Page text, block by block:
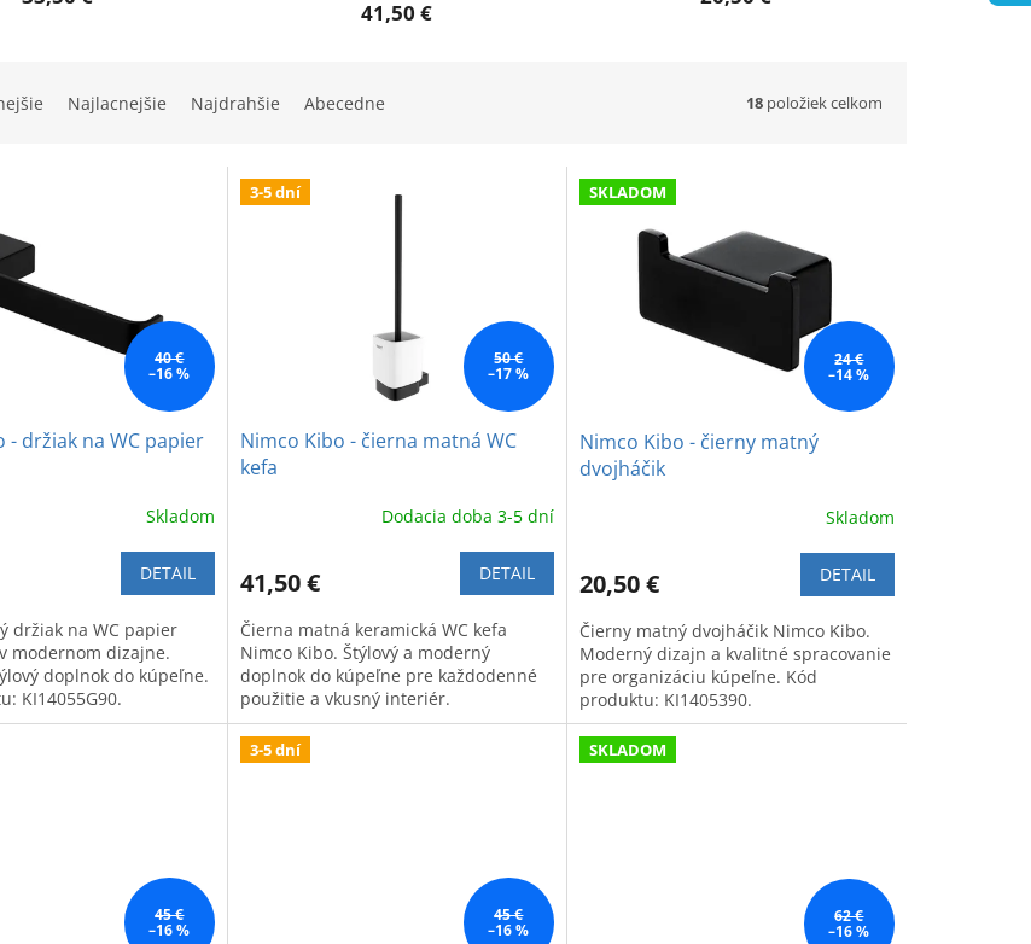
41,50 €
Najlacnejšie Najdrahšie Abecedne 18 položiek celkom
40 €
–16 %
- držiak na WC papier
Skladom
DETAIL
držiak na WC papier
modernom dizajne.
doplnok do kúpeľne.
KI14055G90.
3-5 dní
50 €
–17 %
Nimco Kibo - čierna matná WC
kefa
Dodacia doba 3-5 dní
41,50 € DETAIL
Čierna matná keramická WC kefa
Nimco Kibo. Štýlový a moderný
doplnok do kúpeľne pre každodenné
použitie a vkusný interiér.
SKLADOM
24 €
–14 %
Nimco Kibo - čierny matný
dvojháčik
Skladom
20,50 € DETAIL
Čierny matný dvojháčik Nimco Kibo.
Moderný dizajn a kvalitné spracovanie
pre organizáciu kúpeľne. Kód
produktu: KI1405390.
45 €
–16 %
3-5 dní
45 €
–16 %
SKLADOM
62 €
–16 %